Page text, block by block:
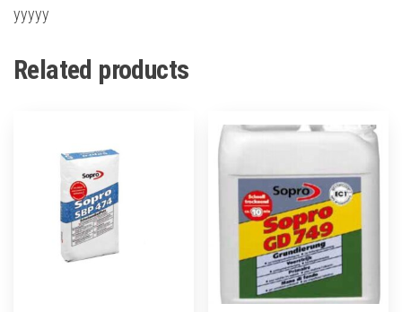
yyyyy
Related products